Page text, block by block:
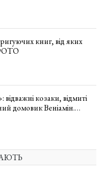
книг, від яких
ФОТО
козаки, відмиті
домовик Веніамін.